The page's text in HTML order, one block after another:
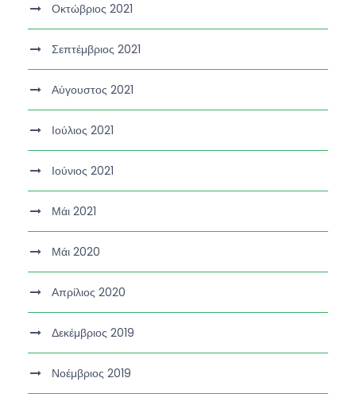
Οκτώβριος 2021
Σεπτέμβριος 2021
Αύγουστος 2021
Ιούλιος 2021
Ιούνιος 2021
Μάι 2021
Μάι 2020
Απρίλιος 2020
Δεκέμβριος 2019
Νοέμβριος 2019